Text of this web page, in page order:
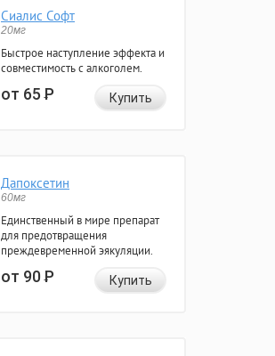
Сиалис Софт
20мг
Быстрое наступление эффекта и
совместимость с алкоголем.
от 65Р Купить
Дапоксетин
60мг
Единственный в мире препарат
для предотвращения
преждевременной эякуляции.
от 90Р Купить